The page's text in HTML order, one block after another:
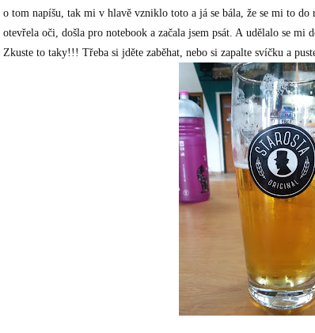
o tom napíšu, tak mi v hlavě vzniklo toto a já se bála, že se mi to do
otevřela oči, došla pro notebook a začala jsem psát. A udělalo se mi
Zkuste to taky!!! Třeba si jděte zaběhat, nebo si zapalte svíčku a